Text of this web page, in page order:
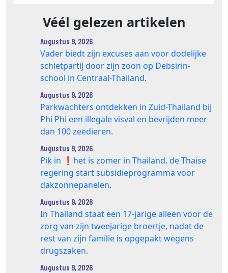
Véél gelezen artikelen
Augustus 9, 2026
Vader biedt zijn excuses aan voor dodelijke
schietpartij door zijn zoon op Debsirin-
school in Centraal-Thailand.
Augustus 9, 2026
Parkwachters ontdekken in Zuid-Thailand bij
Phi Phi een illegale visval en bevrijden meer
dan 100 zeedieren.
Augustus 9, 2026
Pik in ❗️het is zomer in Thailand, de Thaise
regering start subsidieprogramma voor
dakzonnepanelen.
Augustus 9, 2026
In Thailand staat een 17‑jarige alleen voor de
zorg van zijn tweejarige broertje, nadat de
rest van zijn familie is opgepakt wegens
drugszaken.
Augustus 9, 2026